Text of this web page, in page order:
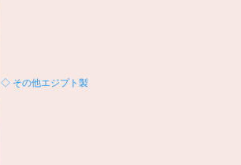
◇ その他エジプト製